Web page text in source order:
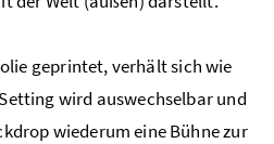
geprintet, verhält sich wie
Settingwird auswechselbar und
wiederum eine Bühne zur